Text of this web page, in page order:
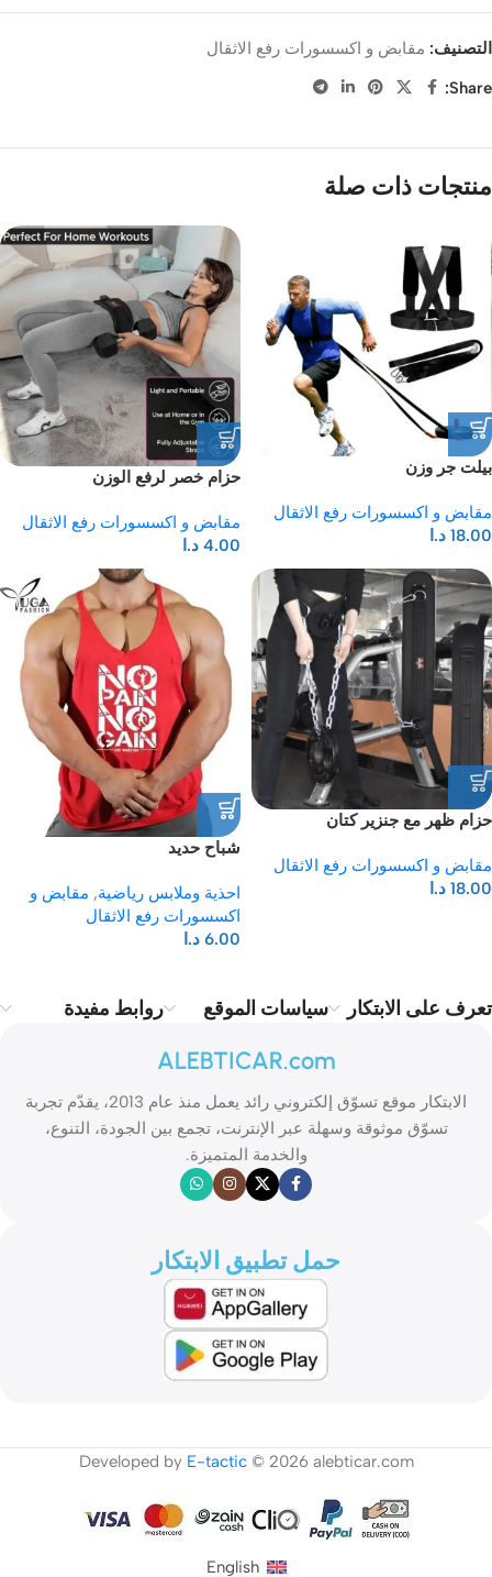
التصنيف: مقابض و اكسسورات رفع الاثقال
Share:
منتجات ذات صلة
بيلت جر وزن
مقابض و اكسسورات رفع الاثقال
18.00 د.ا
حزام خصر لرفع الوزن
مقابض و اكسسورات رفع الاثقال
4.00 د.ا
حزام ظهر مع جنزير كتان
مقابض و اكسسورات رفع الاثقال
18.00 د.ا
شباح حديد
احذية وملابس رياضية, مقابض و
اكسسورات رفع الاثقال
6.00 د.ا
تعرف على الابتكار سياسات الموقع روابط مفيدة
ALEBTICAR.com
الابتكار موقع تسوّق إلكتروني رائد يعمل منذ عام 2013، يقدّم تجربة
تسوّق موثوقة وسهلة عبر الإنترنت، تجمع بين الجودة، التنوع،
والخدمة المتميزة.
حمل تطبيق الابتكار
Developed by E-tactic© 2026 alebticar.com
English